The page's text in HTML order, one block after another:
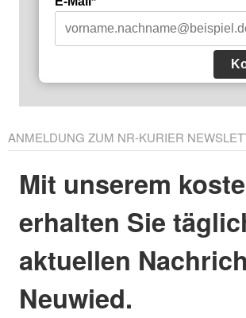
ANMELDUNG ZUM NR-KURIER
Mit unserem
erhalten Sie
aktuellen
Neuwied.